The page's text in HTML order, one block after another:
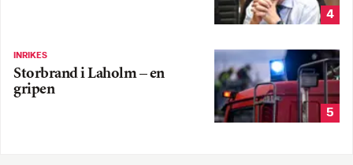
4
INRIKES
Storbrand i Laholm – en
gripen
5